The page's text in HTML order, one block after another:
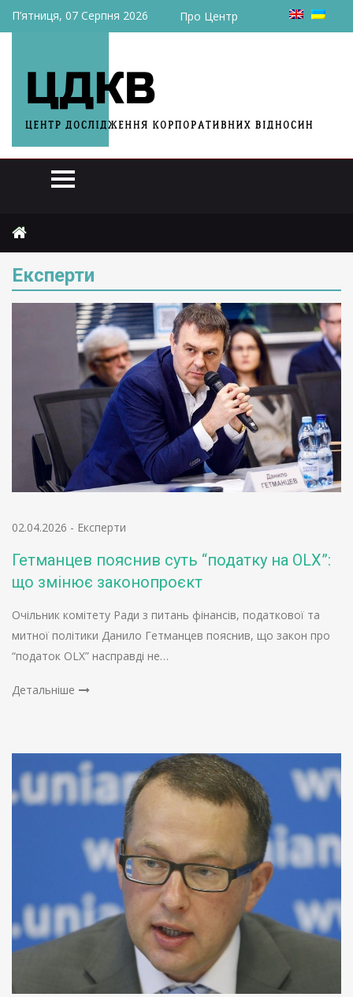
П’ятниця, 07 Серпня 2026 Про Центр
Експерти
02.04.2026 - Експерти
Гетманцев пояснив суть “податку на OLX”:
що змінює законопроєкт
Очільник комітету Ради з питань фінансів, податкової та
митної політики Данило Гетманцев пояснив, що закон про
“податок OLX” насправді не…
Детальніше